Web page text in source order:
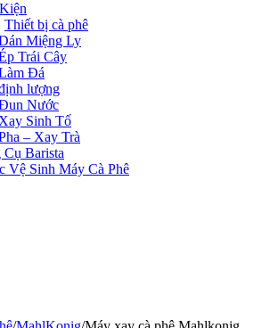
Thiết bị cà phê
Miệng Ly
Trái Cây
Đá
lượng
Nước
Sinh Tố
– Xay Trà
Cụ Barista
Vệ Sinh Máy Cà Phê